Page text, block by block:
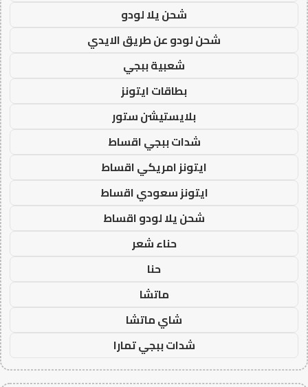
شحن يلا لودو
شحن لودو عن طريق الايدي
شعبية ببجي
بطاقات ايتونز
بلايستيشن ستور
شدات ببجي اقساط
ايتونز امريكي اقساط
ايتونز سعودي اقساط
شحن يلا لودو اقساط
حناء شعر
حنا
ماتشا
شاي ماتشا
شدات ببجي تمارا